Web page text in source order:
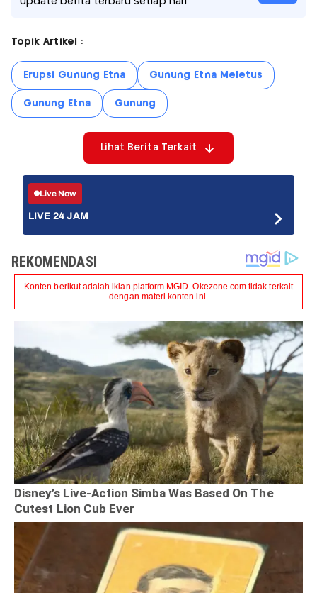
Topik Artikel :
Erupsi Gunung Etna Gunung Etna Meletus
Gunung Etna Gunung
Lihat Berita Terkait
Live Now
LIVE 24 JAM